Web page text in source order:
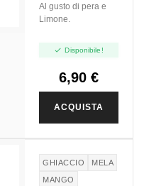
Al gusto di pera e
Limone.
 Disponibile!
6,90 €
ACQUISTA
GHIACCIO
MELA
MANGO